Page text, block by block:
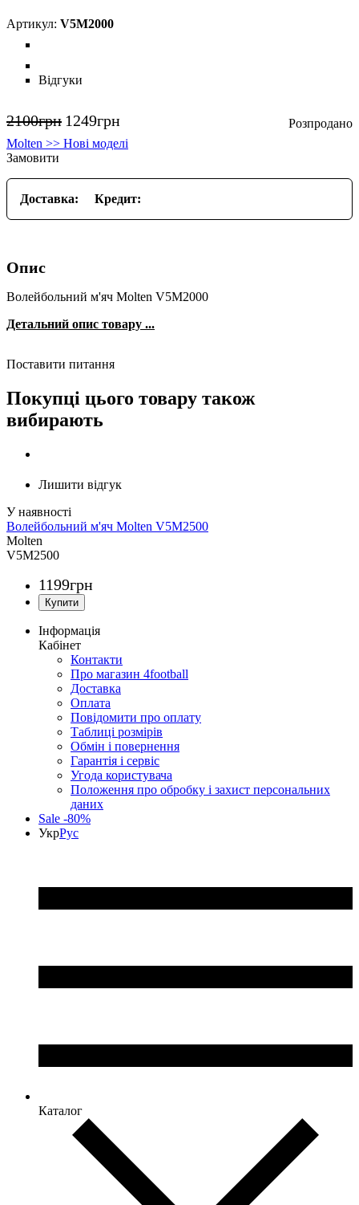
V5M2000
Відгуки
2100грн 1249грн
Molten >> Нові моделі
Замовити
Доставка: Кредит:
Опис
Волейбольний м'яч Molten V5M2000
Детальний опис товару ...
Поставити питання
Покупці цього товару також
вибирають
Лишити відгук
Волейбольний м'яч Molten V5M2500
Molten
V5M2500
1199грн
Інформація
Кабінет
Контакти
Про магазин 4football
Доставка
Оплата
Повідомити про оплату
Таблиці розмірів
Обмін і повернення
Гарантія і сервіс
Угода користувача
Положення про обробку і захист персональних
даних
Sale -80%
УкрРус
Каталог